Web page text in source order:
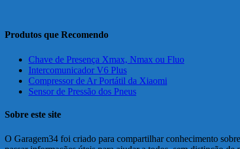
Produtos que Recomendo
Chave de Presença Xmax, Nmax ou Fluo
Intercomunicador V6 Plus
Compressor de Ar Portátil da Xiaomi
Sensor de Pressão dos Pneus
Sobre este site
O Garagem34 foi criado para compartilhar conhecimento